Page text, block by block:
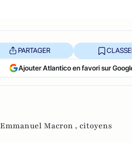
PARTAGER
Ajouter Atlantico en favori sur
Emmanuel Macron , citoyens